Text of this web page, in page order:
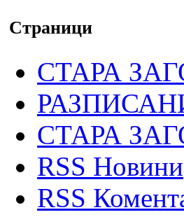
Страници
СТАРА
СТАРА
RSS Новини
RSS